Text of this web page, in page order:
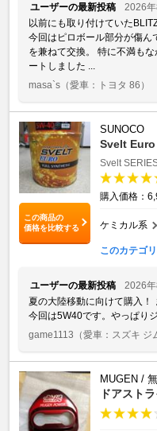
ユーザーの最新投稿
2026
以前にも取り付けていた
今回はピロボール部分が傷ん
を兼ねて交換。 特に不満も
ートしました ...
masa`s （愛車：トヨタ 86）
この商品の
価格を比較する
SUNOCO
Svelt
Svelt
購入価格：
ケミカル系
このカテゴ
ユーザーの最新投稿
2026
夏の大陸移動に向けて購入
今回は5W40です。やっぱり
game1113 （愛車：スズキ ジ
MUGEN /
ドアスト